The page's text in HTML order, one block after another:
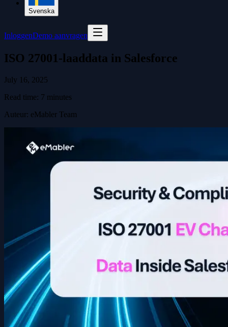
Svenska
InloggenDemo aanvragen
ISO 27001-laaddata in Salesforce
July 16, 2025
Read time: 7 minutes
Auteur: eMabler Team